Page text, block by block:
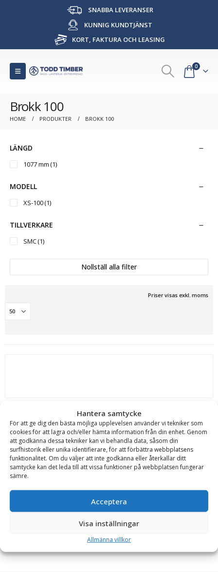
Hantera samtycke
För att ge dig den bästa möjliga upplevelsen använder vi tekniker som
cookies för att lagra och/eller hämta information från din enhet. Genom
att godkänna dessa tekniker kan vi behandla data, såsom din
surfhistorik eller unika identifierare, för att förbättra webbplatsens
funktionalitet. Om du väljer att inte godkänna eller återkallar ditt
samtycke kan det leda till att vissa funktioner på webbplatsen fungerar
sämre.
Acceptera
Visa inställningar
Allmänna villkor
SNABBA LEVERANSER
KUNNIG KUNDTJÄNST
KORT, FAKTURA OCH LEASING
0
Brokk 100
HOME PRODUKTER BROKK 100
LÄNGD
1077 mm(1)
MODELL
XS-100(1)
TILLVERKARE
SMC(1)
Nollställ alla filter
Priser visas exkl. moms
Hydraulhammare XS-100 – fäste Brokk 100, för
maskinvikt 1.5-3.5 ton
SMC
Offert!
Begär offert